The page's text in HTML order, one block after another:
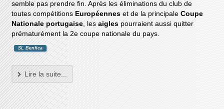
semble pas prendre fin. Après les éliminations du club de
toutes compétitions Européenneset de la principaleCoupe
Nationale portugaise, lesaiglespourraient aussi quitter
prématurément la 2e coupe nationale du pays.
SL Benfica
Lire la suite...